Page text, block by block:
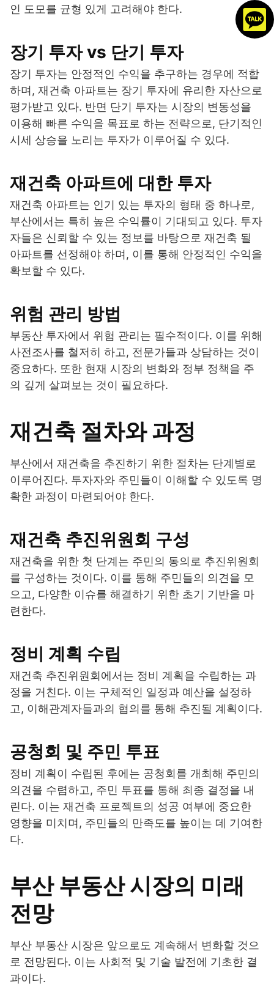
인 도모를 균형 있게 고려해야 한다.
장기 투자 vs 단기 투자
장기 투자는 안정적인 수익을 추구하는 경우에 적합
하며, 재건축 아파트는 장기 투자에 유리한 자산으로
평가받고 있다. 반면 단기 투자는 시장의 변동성을
이용해 빠른 수익을 목표로 하는 전략으로, 단기적인
시세 상승을 노리는 투자가 이루어질 수 있다.
재건축 아파트에 대한 투자
재건축 아파트는 인기 있는 투자의 형태 중 하나로,
부산에서는 특히 높은 수익률이 기대되고 있다. 투자
자들은 신뢰할 수 있는 정보를 바탕으로 재건축 될
아파트를 선정해야 하며, 이를 통해 안정적인 수익을
확보할 수 있다.
위험 관리 방법
부동산 투자에서 위험 관리는 필수적이다. 이를 위해
사전조사를 철저히 하고, 전문가들과 상담하는 것이
중요하다. 또한 현재 시장의 변화와 정부 정책을 주
의 깊게 살펴보는 것이 필요하다.
재건축 절차와 과정
부산에서 재건축을 추진하기 위한 절차는 단계별로
이루어진다. 투자자와 주민들이 이해할 수 있도록 명
확한 과정이 마련되어야 한다.
재건축 추진위원회 구성
재건축을 위한 첫 단계는 주민의 동의로 추진위원회
를 구성하는 것이다. 이를 통해 주민들의 의견을 모
으고, 다양한 이슈를 해결하기 위한 초기 기반을 마
련한다.
정비 계획 수립
재건축 추진위원회에서는 정비 계획을 수립하는 과
정을 거친다. 이는 구체적인 일정과 예산을 설정하
고, 이해관계자들과의 협의를 통해 추진될 계획이다.
공청회 및 주민 투표
정비 계획이 수립된 후에는 공청회를 개최해 주민의
의견을 수렴하고, 주민 투표를 통해 최종 결정을 내
린다. 이는 재건축 프로젝트의 성공 여부에 중요한
영향을 미치며, 주민들의 만족도를 높이는 데 기여한
다.
부산 부동산 시장의 미래
전망
부산 부동산 시장은 앞으로도 계속해서 변화할 것으
로 전망된다. 이는 사회적 및 기술 발전에 기초한 결
과이다.